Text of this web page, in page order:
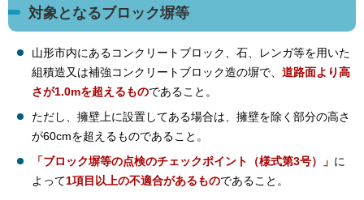
対象となるブロック塀等
山形市内にあるコンクリートブロック、石、レンガ等を用いた
組積造又は補強コンクリートブロック造の塀で、 道路面より高
さが1.0mを超えるものであること。
ただし、擁壁上に設置してある場合は、擁壁を除く部分の高さ
が60cmを超えるものであること。
「ブロック塀等の点検のチェックポイント（様式第3号）」 に
よって1項目以上の不適合があるものであること。